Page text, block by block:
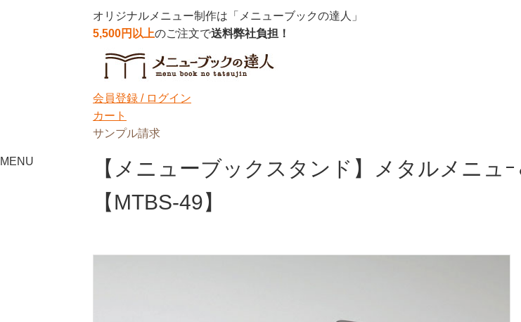
オリジナルメニュー制作は「メニューブックの達人」
5,500円以上のご注文で送料弊社負担！
会員登録 / ログイン
カート
サンプル請求
MENU
【メニューブックスタンド】メタルメニュ
【MTBS-49】